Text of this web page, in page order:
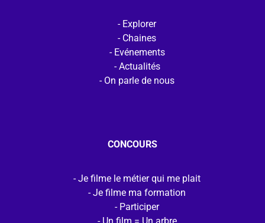
Explorer
Chaines
Evénements
Actualités
On parle de nous
CONCOURS
Je filme le métier qui me plait
Je filme ma formation
Participer